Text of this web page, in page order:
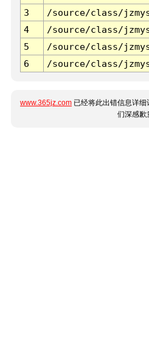
3 /source/class/
4
/source/class/
5
/source/class/
6
/source/class/
www.365jz.com 已经将此出错信息详
们深感歉